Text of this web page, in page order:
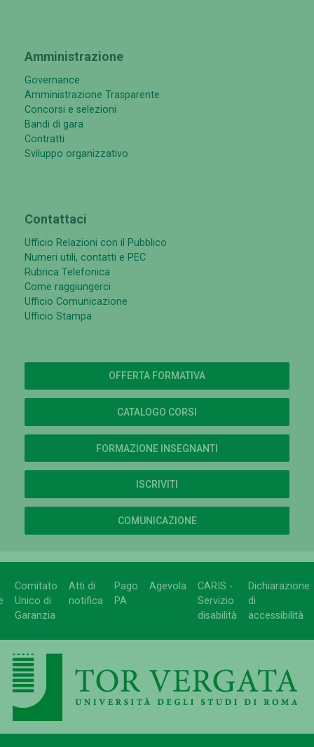
Amministrazione
Governance
Amministrazione Trasparente
Concorsi e selezioni
Bandi di gara
Contratti
Sviluppo organizzativo
Contattaci
Ufficio Relazioni con il Pubblico
Numeri utili, contatti e PEC
Rubrica Telefonica
Come raggiungerci
Ufficio Comunicazione
Ufficio Stampa
OFFERTA FORMATIVA
CATALOGO CORSI
FORMAZIONE INSEGNANTI
ISCRIVITI
COMUNICAZIONE
Comitato
Unico di
Garanzia
Atti di
notifica
Pago
PA
Agevola
CARIS -
Servizio
disabilità
Dichiarazione
di
accessibilità